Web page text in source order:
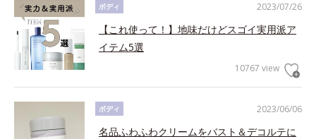
2023/07/26
ボディ
【これ使って！】地味だけどスゴイ実用派ア
イテム5選
10767 view
2023/06/06
ボディ
名品ふわふわクリームをバスト＆デコルテに